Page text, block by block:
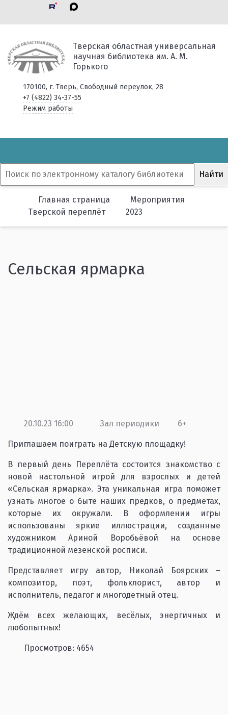
Тверская областная универсальная
научная библиотека им. А. М.
Горького
170100, г. Тверь, Свободный переулок, 28
+7 (4822) 34-37-55
Режим работы
Главная страница
Мероприятия
Тверской переплёт
2023
Сельская ярмарка
20.10.23 16:00 Зал периодики 6+
Приглашаем поиграть на Детскую площадку!
В первый день Переплёта состоится знакомство с
новой настольной игрой для взрослых и детей
«Сельская ярмарка». Эта уникальная игра поможет
узнать многое о быте наших предков, о предметах,
которые их окружали. В оформлении игры
использованы яркие иллюстрации, созданные
художником Ариной Воробьёвой на основе
традиционной мезенской росписи.
Представляет игру автор, Николай Боярских –
композитор, поэт, фольклорист, автор и
исполнитель, педагог и многодетный отец.
Ждём всех желающих, весёлых, энергичных и
любопытных!
Просмотров: 4654